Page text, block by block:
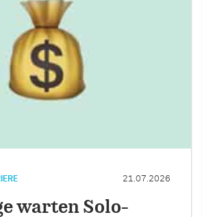
21.07.2026
warten Solo-